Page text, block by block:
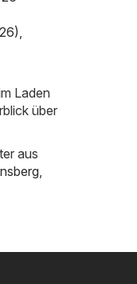
Laden
über
aus